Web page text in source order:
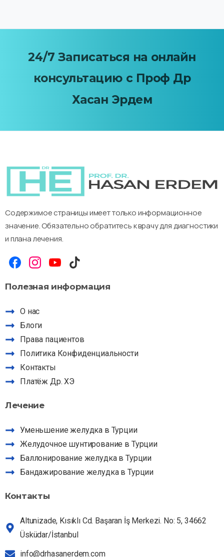
24/7 Записаться на онлайн
консультацию с Проф Др
Хасан Эрдем
Содержимое страницы имеет только информационное
значение. Обязательно обратитесь к врачу для диагностики
и плана лечения.
Полезная информация
О нас
Блоги
Права пациентов
Политика Конфиденциальности
Контакты
Платёж Др. ХЭ
Лечение
Уменьшение желудка в Турции
Желудочное шунтирование в Турции
Баллонирование желудка в Турции
Бандажирование желудка в Турции
Контакты
Altunizade, Kısıklı Cd. Başaran İş Merkezi. No: 5, 34662
Üsküdar/İstanbul
info@drhasanerdem.com
Ассистент Dr HE